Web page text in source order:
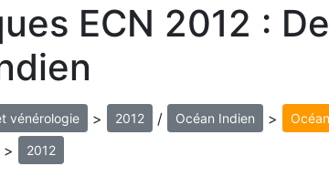
ECN 2012 :
vénérologie > 2012 / Océan Indien >
> 2012